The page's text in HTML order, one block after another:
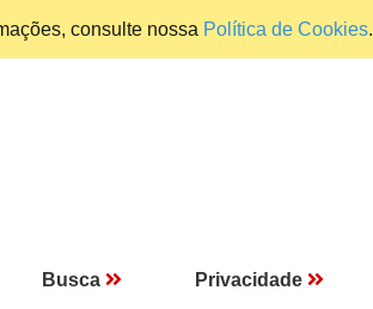
consulte nossa Política de Cookies.
Busca Privacidade